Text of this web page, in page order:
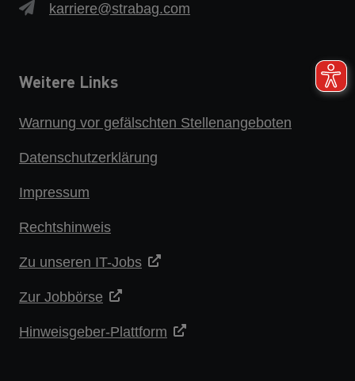
karriere@strabag.com
Weitere Links
Warnung vor gefälschten Stellenangeboten
Datenschutzerklärung
Impressum
Rechtshinweis
Zu unseren IT-Jobs
Zur Jobbörse
Hinweisgeber-Plattform